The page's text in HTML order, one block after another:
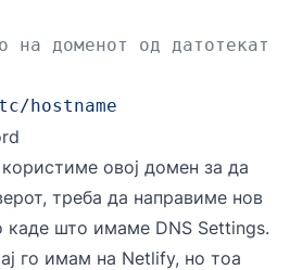
на доменот од датотеката
hostname
овој домен за да
треба да направиме нов
каде што имаме DNS Settings.
го имам на Netlify, но тоа